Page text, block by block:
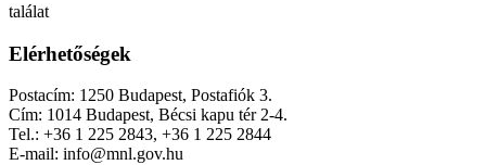
találat
Elérhetőségek
Postacím: 1250 Budapest, Postafiók 3.
Cím: 1014 Budapest, Bécsi kapu tér 2-4.
Tel.: +36 1 225 2843, +36 1 225 2844
E-mail: info@mnl.gov.hu